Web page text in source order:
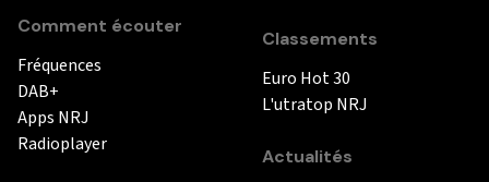
Comment écouter
Fréquences
DAB+
Apps NRJ
Radioplayer
Classements
Euro Hot 30
L'utratop NRJ
Actualités